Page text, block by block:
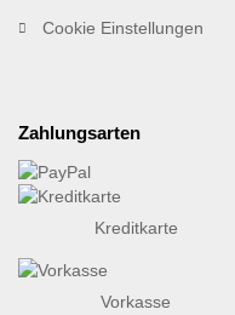
Cookie Einstellungen
Zahlungsarten
Kreditkarte
Vorkasse